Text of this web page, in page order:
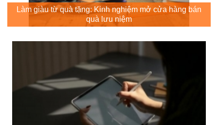
Làm giàu từ quà tặng: Kinh nghiệm mở cửa hàng bán
quà lưu niệm